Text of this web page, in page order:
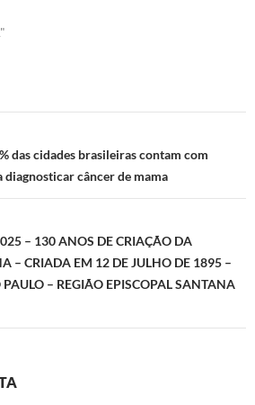
das cidades brasileiras contam com
diagnosticar câncer de mama
– 130 ANOS DE CRIAÇÃO DA
– CRIADA EM 12 DE JULHO DE 1895 –
– REGIÃO EPISCOPAL SANTANA